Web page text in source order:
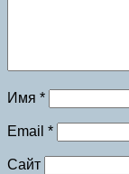
Имя *
Email *
Сайт